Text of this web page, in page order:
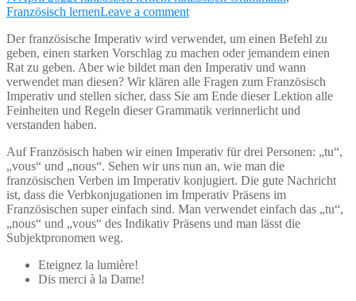
Französisch lernenLeave a comment
Der französische Imperativ wird verwendet, um einen Befehl zu
geben, einen starken Vorschlag zu machen oder jemandem einen
Rat zu geben. Aber wie bildet man den Imperativ und wann
verwendet man diesen? Wir klären alle Fragen zum Französisch
Imperativ und stellen sicher, dass Sie am Ende dieser Lektion alle
Feinheiten und Regeln dieser Grammatik verinnerlicht und
verstanden haben.
Auf Französisch haben wir einen Imperativ für drei Personen: „tu“,
„vous“ und „nous“. Sehen wir uns nun an, wie man die
französischen Verben im Imperativ konjugiert. Die gute Nachricht
ist, dass die Verbkonjugationen im Imperativ Präsens im
Französischen super einfach sind. Man verwendet einfach das „tu“,
„nous“ und „vous“ des Indikativ Präsens und man lässt die
Subjektpronomen weg.
Eteignez la lumière!
Dis merci à la Dame!